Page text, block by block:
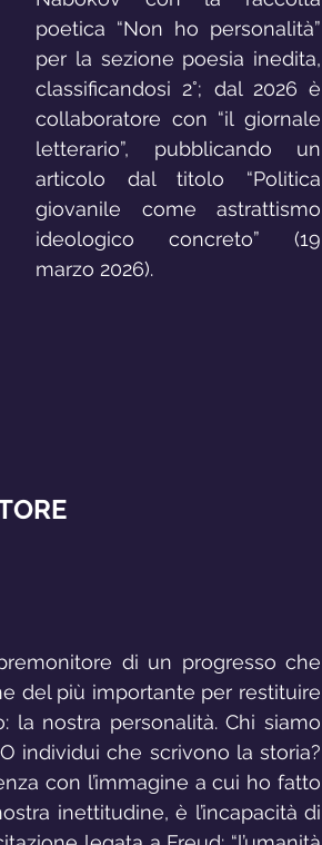
poetica “Non ho personalità”
per la sezione poesia inedita,
classificandosi 2°; dal 2026 è
collaboratore con “il giornale
letterario”, pubblicando un
articolo dal titolo “Politica
giovanile come astrattismo
ideologico concreto” (19
marzo 2026).
di un progresso che
del più importante per restituire
nostra personalità. Chi siamo
individui che scrivono la storia?
con l’immagine a cui ho fatto
inettitudine, è l’incapacità di